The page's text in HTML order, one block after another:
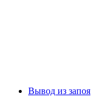
Вывод из запоя